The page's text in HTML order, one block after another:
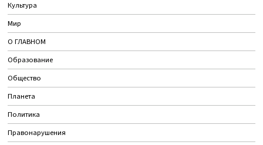
Культура
Мир
О ГЛАВНОМ
Образование
Общество
Планета
Политика
Правонарушения